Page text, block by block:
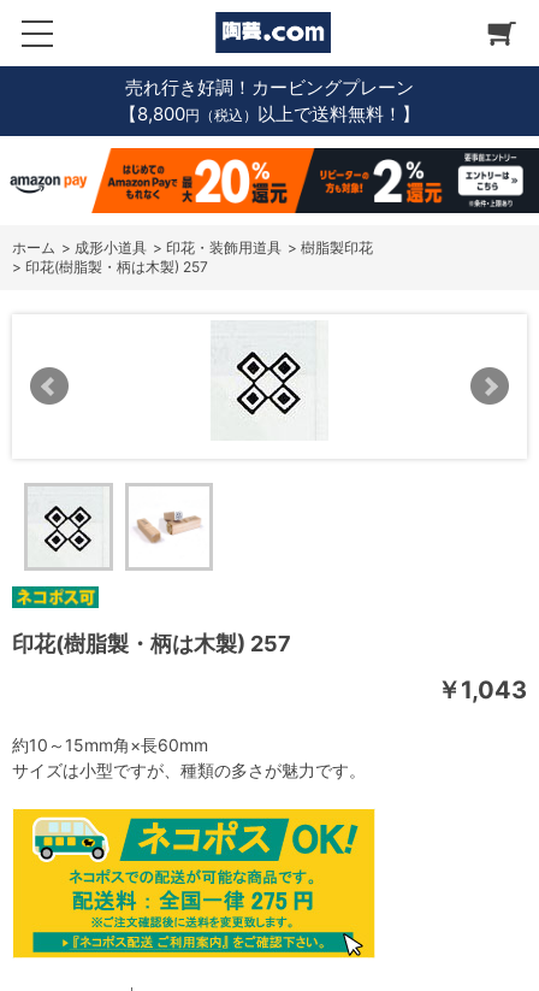
売れ行き好調！カービングプレーン
【8,800円（税込） 以上で送料無料！】
ホーム > 成形小道具 > 印花・装飾用道具 > 樹脂製印花
> 印花(樹脂製・柄は木製) 257
印花(樹脂製・柄は木製) 257
￥1,043
約10～15mm角×長60mm
サイズは小型ですが、種類の多さが魅力です。